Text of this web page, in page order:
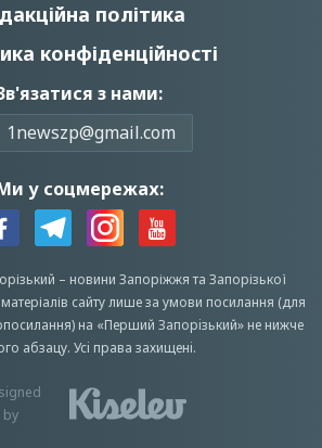
політика
конфіденційності
з нами:
1newszp@gmail.com
у соцмережах:
– новини Запоріжжята Запорізької
сайту лише за умови посилання (для
на «Перший Запорiзький» не нижче
абзацу. Усi права захищенi.
by